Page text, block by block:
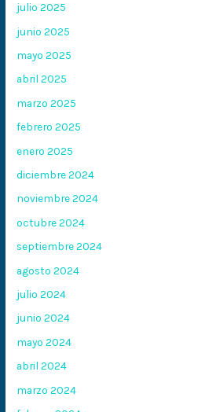
julio 2025
junio 2025
mayo 2025
abril 2025
marzo 2025
febrero 2025
enero 2025
diciembre 2024
noviembre 2024
octubre 2024
septiembre 2024
agosto 2024
julio 2024
junio 2024
mayo 2024
abril 2024
marzo 2024